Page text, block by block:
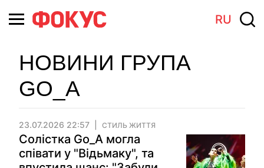
RU
НОВИНИ ГРУПА
GO_A
23.07.2026 22:57 СТИЛЬ ЖИТТЯ
Солістка Go_A могла
співати у "Відьмаку", та